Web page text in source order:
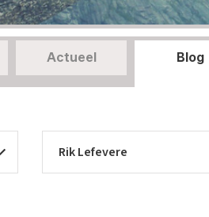
Actueel Blog